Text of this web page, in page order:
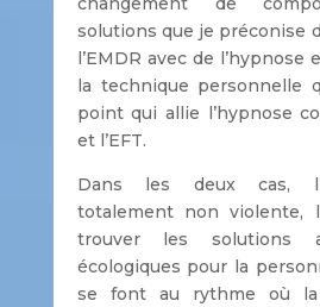
solutions que je préconise
l’EMDR avec de l’hypnose
la technique personnelle
point qui allie l’hypnose
et l’EFT.
Dans les deux cas,
totalement non violente,
trouver les solutions
écologiques pour la
se font au rythme où